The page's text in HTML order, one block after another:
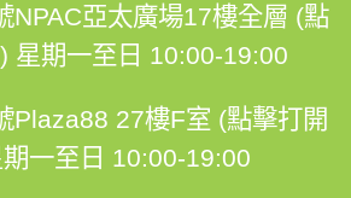
NPAC亞太廣場17樓全層 (點
星期一至日 10:00-19:00
Plaza88 27樓F室 (點擊打開
一至日 10:00-19:00